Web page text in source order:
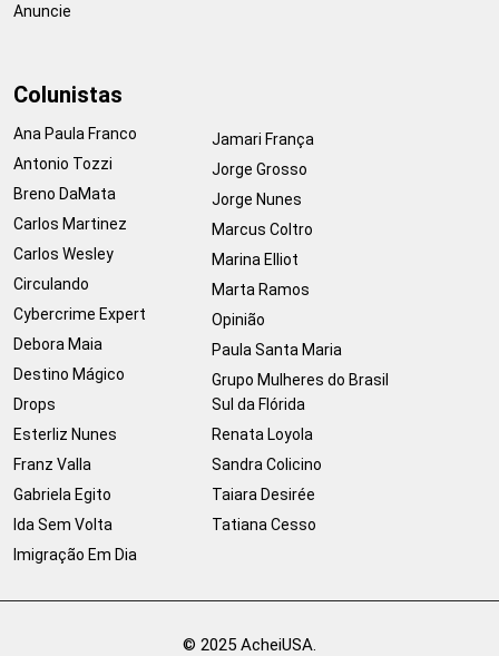
Anuncie
Colunistas
Ana Paula Franco
Antonio Tozzi
Breno DaMata
Carlos Martinez
Carlos Wesley
Circulando
Cybercrime Expert
Debora Maia
Destino Mágico
Drops
Esterliz Nunes
Franz Valla
Gabriela Egito
Ida Sem Volta
Imigração Em Dia
Jamari França
Jorge Grosso
Jorge Nunes
Marcus Coltro
Marina Elliot
Marta Ramos
Opinião
Paula Santa Maria
Grupo Mulheres do Brasil
Sul da Flórida
Renata Loyola
Sandra Colicino
Taiara Desirée
Tatiana Cesso
© 2025 AcheiUSA.